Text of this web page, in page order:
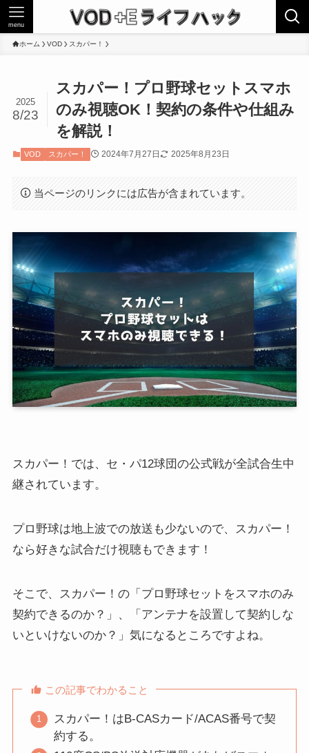
menu
ホーム VOD スカパー！
スカパー！プロ野球セットスマホ
のみ視聴OK！契約の条件や仕組み
を解説！
2025
8/23
VOD スカパー！ 2024年7月27日 2025年8月23日
当ページのリンクには広告が含まれています。
スカパー！では、セ・パ12球団の公式戦が全試合生中
継されています。
プロ野球は地上波での放送も少ないので、スカパー！
なら好きな試合だけ視聴もできます！
そこで、スカパー！の「プロ野球セットをスマホのみ
契約できるのか？」、「アンテナを設置して契約しな
いといけないのか？」気になるところですよね。
この記事でわかること
スカパー！はB-CASカード/ACAS番号で契
約する。